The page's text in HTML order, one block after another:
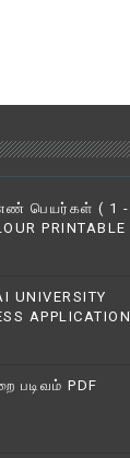
பெயர்கள் ( 1 -
PRINTABLE
UNIVERSITY
APPLICATION
படிவம் PDF